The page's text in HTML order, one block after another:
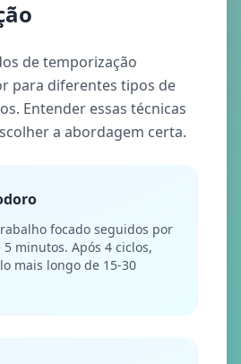
de temporização
para diferentes tipos de
Entender essas técnicas
a abordagem certa.
focado seguidos por
minutos. Após 4 ciclos,
mais longo de 15-30